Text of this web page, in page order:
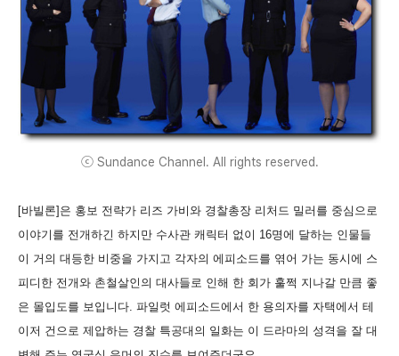
ⓒ Sundance Channel. All rights reserved.
[바빌론]은 홍보 전략가 리즈 가비와 경찰총장 리처드 밀러를 중심으로
이야기를 전개하긴 하지만 수사관 캐릭터 없이 16명에 달하는 인물들
이 거의 대등한 비중을 가지고 각자의 에피소드를 엮어 가는 동시에 스
피디한 전개와 촌철살인의 대사들로 인해 한 회가 훌쩍 지나갈 만큼 좋
은 몰입도를 보입니다. 파일럿 에피소드에서 한 용의자를 자택에서 테
이저 건으로 제압하는 경찰 특공대의 일화는 이 드라마의 성격을 잘 대